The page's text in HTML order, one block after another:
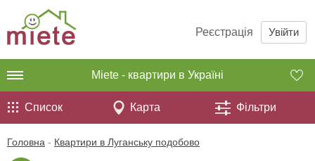
Реєстрація Увійти
Miete - квартири в Україні
Список Карта Фільтри
Головна - Квартири в Луганську подобово